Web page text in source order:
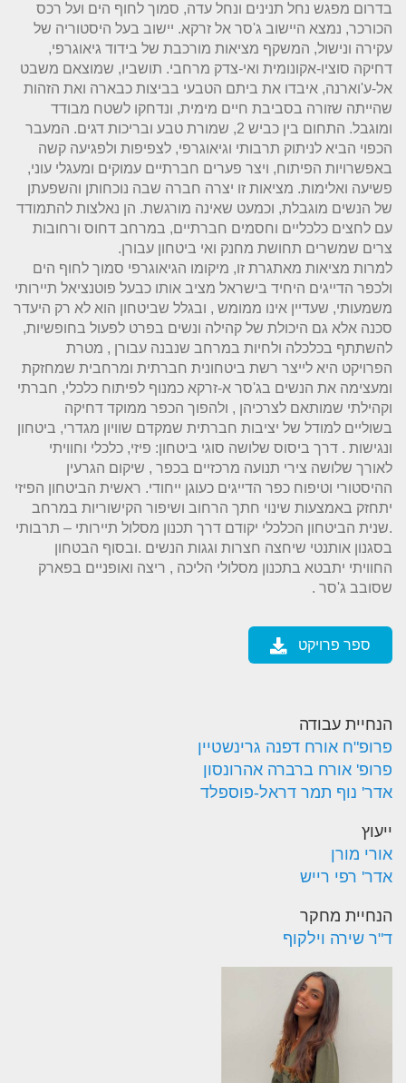
בדרום מפגש נחל תנינים ונחל עדה, סמוך לחוף הים ועל רכס
הכורכר, נמצא היישוב ג'סר אל זרקא. יישוב בעל היסטוריה של
עקירה ונישול, המשקף מציאות מורכבת של בידוד גיאוגרפי,
דחיקה סוציו-אקונומית ואי-צדק מרחבי. תושביו, שמוצאם משבט
אל-ע'וארנה, איבדו את ביתם הטבעי בביצות כבארה ואת הזהות
שהייתה שזורה בסביבת חיים מימית, ונדחקו לשטח מבודד
ומוגבל. התחום בין כביש 2, שמורת טבע ובריכות דגים. המעבר
הכפוי הביא לניתוק תרבותי וגיאוגרפי, לצפיפות ולפגיעה קשה
באפשרויות הפיתוח, ויצר פערים חברתיים עמוקים ומעגלי עוני,
פשיעה ואלימות. מציאות זו יצרה חברה שבה נוכחותן והשפעתן
של הנשים מוגבלת, וכמעט שאינה מורגשת. הן נאלצות להתמודד
עם לחצים כלכליים וחסמים חברתיים, במרחב דחוס ורחובות
צרים שמשרים תחושת מחנק ואי ביטחון עבורן.
למרות מציאות מאתגרת זו, מיקומו הגיאוגרפי סמוך לחוף הים
ולכפר הדייגים היחיד בישראל מציב אותו כבעל פוטנציאל תיירותי
משמעותי, שעדיין אינו ממומש , ובגלל שביטחון הוא לא רק היעדר
סכנה אלא גם היכולת של קהילה ונשים בפרט לפעול בחופשיות,
להשתתף בכלכלה ולחיות במרחב שנבנה עבורן , מטרת
הפרויקט היא לייצר רשת ביטחונית חברתית ומרחבית שמחזקת
ומעצימה את הנשים בג'סר א-זרקא כמנוף לפיתוח כלכלי, חברתי
וקהילתי שמותאם לצרכיהן , ולהפוך הכפר ממוקד דחיקה
בשוליים למודל של יציבות חברתית שמקדם שוויון מגדרי, ביטחון
ונגישות . דרך ביסוס שלושה סוגי ביטחון: פיזי, כלכלי וחוויתי
לאורך שלושה צירי תנועה מרכזיים בכפר , שיקום הגרעין
ההיסטורי וטיפוח כפר הדייגים כעוגן ייחודי. ראשית הביטחון הפיזי
יתחזק באמצעות שינוי חתך הרחוב ושיפור הקישוריות במרחב
.שנית הביטחון הכלכלי יקודם דרך תכנון מסלול תיירותי – תרבותי
בסגנון אותנטי שיחצה חצרות וגגות הנשים .ובסוף הבטחון
החוויתי יתבטא בתכנון מסלולי הליכה , ריצה ואופניים בפארק
שסובב ג'סר .
ספר פרויקט
הנחיית עבודה
פרופ"ח אורח דפנה גרינשטיין
פרופ' אורח ברברה אהרונסון
אדר' נוף תמר דראל-פוספלד
ייעוץ
אורי מורן
אדר' רפי רייש
הנחיית מחקר
ד"ר שירה וילקוף